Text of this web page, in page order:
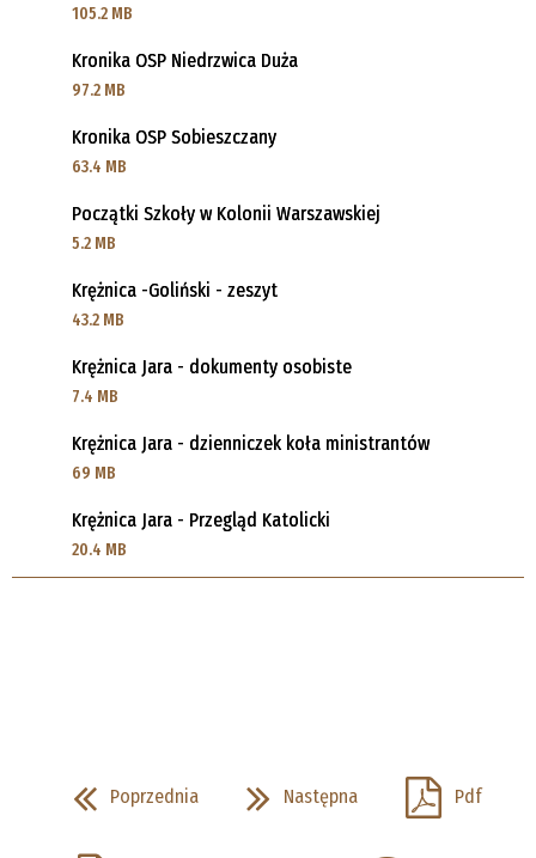
105.2 MB
Kronika OSP Niedrzwica Duża
97.2 MB
Kronika OSP Sobieszczany
63.4 MB
Początki Szkoły w Kolonii Warszawskiej
5.2 MB
Krężnica -Goliński - zeszyt
43.2 MB
Krężnica Jara - dokumenty osobiste
7.4 MB
Krężnica Jara - dzienniczek koła ministrantów
69 MB
Krężnica Jara - Przegląd Katolicki
20.4 MB
Poprzednia Następna Pdf